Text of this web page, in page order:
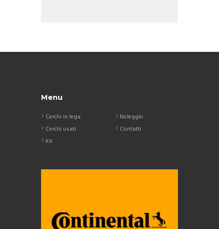
Menu
Cerchi in lega
Cerchi usati
Kit
Noleggio
Contatti